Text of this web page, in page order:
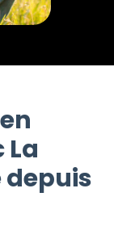
depuis